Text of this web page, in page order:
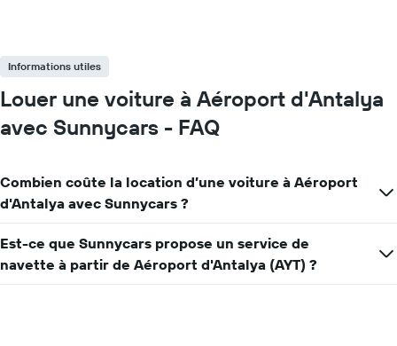
Informations utiles
Louer une voiture à Aéroport d'Antalya
avec Sunnycars - FAQ
Combien coûte la location d’une voiture à Aéroport
d'Antalya avec Sunnycars ?
Est-ce que Sunnycars propose un service de
navette à partir de Aéroport d'Antalya (AYT) ?